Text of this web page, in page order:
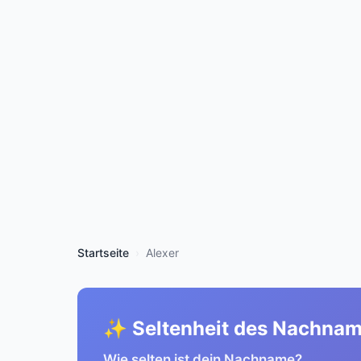
Startseite Alexer
✨ Seltenheit des